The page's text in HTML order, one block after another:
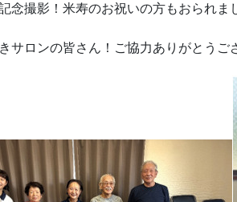
念撮影！米寿のお祝いの方もおられま
サロンの皆さん！ご協力ありがとうご